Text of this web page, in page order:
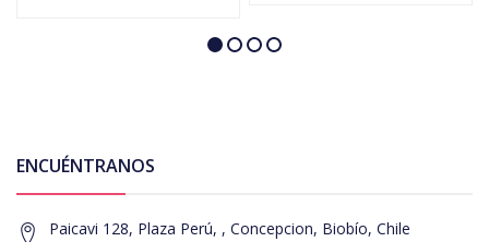
ENCUÉNTRANOS
Paicavi 128, Plaza Perú, , Concepcion, Biobío, Chile